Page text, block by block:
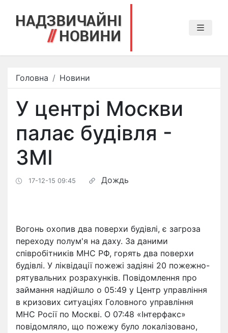
Головна Новини
У центрі Москви
палає будівля -
ЗМІ
17-12-15 09:45 Дождь
Вогонь охопив два поверхи будівлі, є загроза
переходу полум'я на даху. За даними
співробітників МНС РФ, горять два поверхи
будівлі. У ліквідації пожежі задіяні 20 пожежно-
рятувальних розрахунків. Повідомлення про
займання надійшло о 05:49 у Центр управління
в кризових ситуаціях Головного управління
МНС Росії по Москві. О 07:48 «Інтерфакс»
повідомляло, що пожежу було локалізовано,